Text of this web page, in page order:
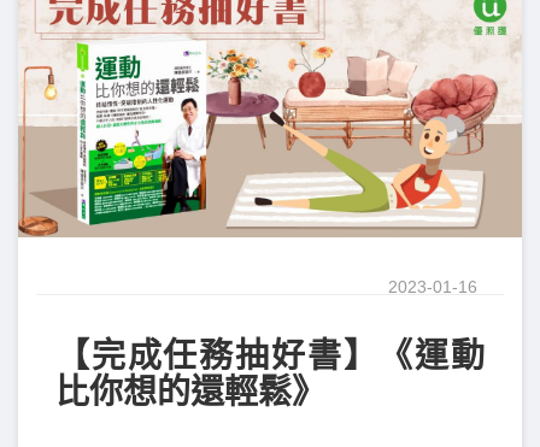
2023-01-16
【完成任務抽好書】《運動
比你想的還輕鬆》